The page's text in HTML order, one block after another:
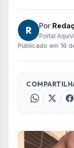
R Por
Portal
Publicado em 16